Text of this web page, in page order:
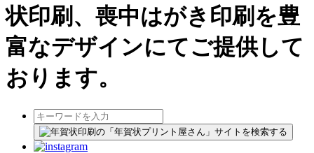
状印刷、喪中はがき印刷を豊
富なデザインにてご提供して
おります。